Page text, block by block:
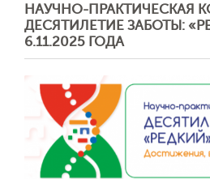
НАУЧНО-ПРАКТИЧЕСКАЯ
ДЕСЯТИЛЕТИЕ ЗАБОТЫ:
6.11.2025 ГОДА